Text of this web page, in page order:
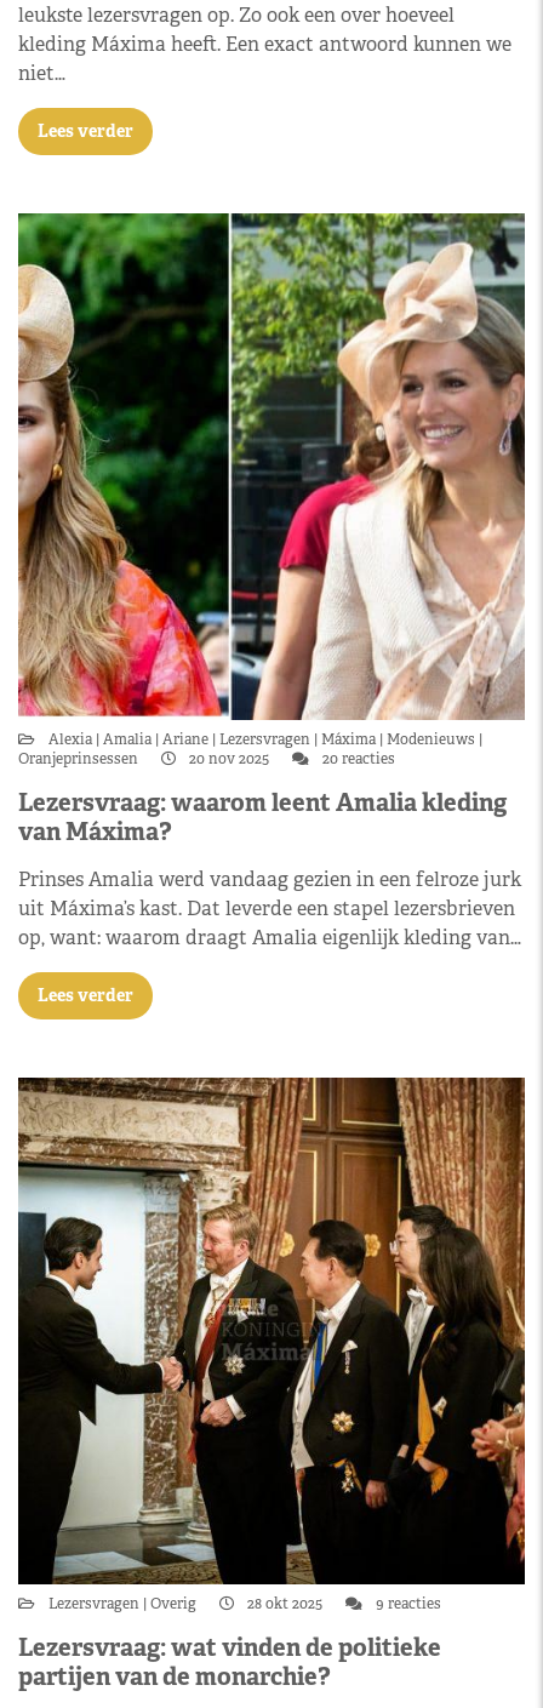
leukste lezersvragen op. Zo ook een over hoeveel
kleding Máxima heeft. Een exact antwoord kunnen we
niet…
Lees verder
Alexia Amalia Ariane Lezersvragen Máxima Modenieuws
Oranjeprinsessen
20 nov 2025 20 reacties
Lezersvraag: waarom leent Amalia kleding
van Máxima?
Prinses Amalia werd vandaag gezien in een felroze jurk
uit Máxima’s kast. Dat leverde een stapel lezersbrieven
op, want: waarom draagt Amalia eigenlijk kleding van…
Lees verder
Lezersvragen Overig 28 okt 2025 9 reacties
Lezersvraag: wat vinden de politieke
partijen van de monarchie?